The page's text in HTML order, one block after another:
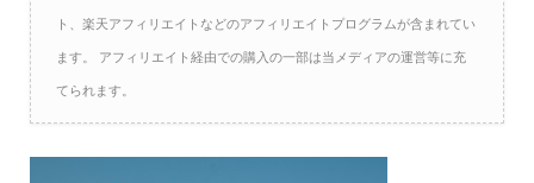
ト、楽天アフィリエイトなどのアフィリエイトプログラムが含まれてい
ます。 アフィリエイト経由での購入の一部は当メディアの運営等に充
てられます。